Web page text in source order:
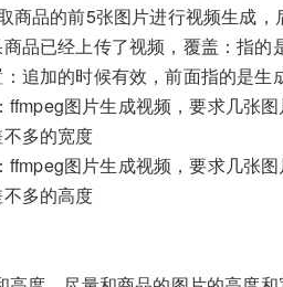
商品的前5张图片进行视频生成，
品已经上传了视频，覆盖：指
追加的时候有效，前面指的是
ffmpeg图片生成视频，要求几张
多的宽度
ffmpeg图片生成视频，要求几张
多的高度